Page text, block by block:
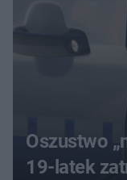
Oszustwo
19-latek